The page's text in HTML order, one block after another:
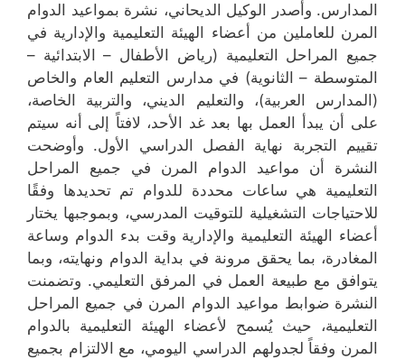
المدارس. وأصدر الوكيل الديحاني، نشرة بمواعيد الدوام
المرن للعاملين من أعضاء الهيئة التعليمية والإدارية في
جميع المراحل التعليمية (رياض الأطفال – الابتدائية –
المتوسطة – الثانوية) في مدارس التعليم العام والخاص
(المدارس العربية)، والتعليم الديني، والتربية الخاصة،
على أن يبدأ العمل بها بعد غد الأحد، لافتاً إلى أنه سيتم
تقييم التجربة نهاية الفصل الدراسي الأول. وأوضحت
النشرة أن مواعيد الدوام المرن في جميع المراحل
التعليمية هي ساعات محددة للدوام تم تحديدها وفقًا
للاحتياجات التشغيلية للتوقيت المدرسي، وبموجبها يختار
أعضاء الهيئة التعليمية والإدارية وقت بدء الدوام وساعة
المغادرة، بما يحقق مرونة في بداية الدوام ونهايته، وبما
يتوافق مع طبيعة العمل في المرفق التعليمي. وتضمنت
النشرة ضوابط مواعيد الدوام المرن في جميع المراحل
التعليمية، حيث يُسمح لأعضاء الهيئة التعليمية بالدوام
المرن وفقاً لجدولهم الدراسي اليومي، مع الالتزام بجميع